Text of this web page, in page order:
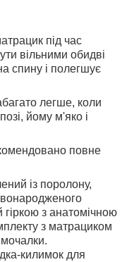
під час
вільними обидві
спину і полегшує
легше, коли
йому м'яко і
повне
із поролону,
з анатомічною
з матрациком
килимок для